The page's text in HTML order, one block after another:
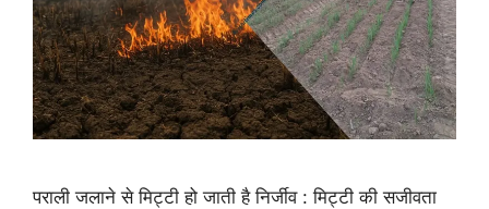
पराली जलाने से मिट्टी हो जाती है निर्जीव : मिट्टी की सजीवता